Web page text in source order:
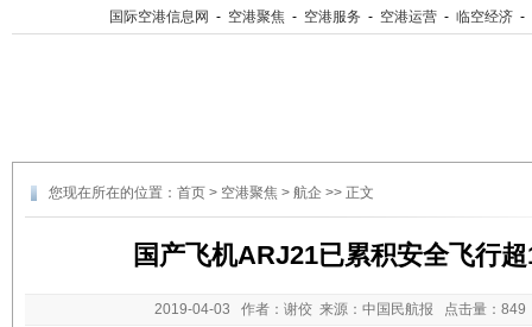
国际空港信息网 - 空港聚焦 - 空港服务 - 空港运营 - 临空经济 -
您现在所在的位置： 首页 > 空港聚焦 > 航企 >> 正文
国产飞机ARJ21已累积安全飞行
2019-04-03 作者：谢佼 来源：中国民航报 点击量：